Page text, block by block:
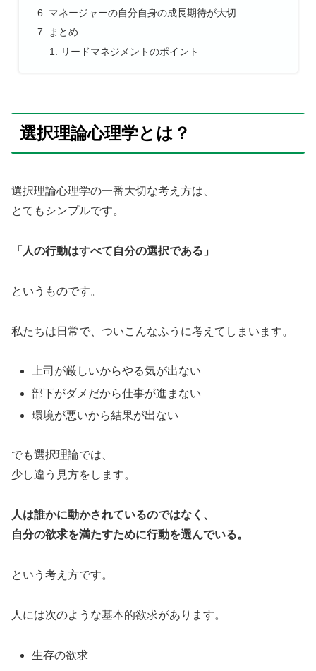
マネージャーの自分自身の成長期待が大切
まとめ
リードマネジメントのポイント
選択理論心理学とは？
選択理論心理学の一番大切な考え方は、
とてもシンプルです。
「人の行動はすべて自分の選択である」
というものです。
私たちは日常で、ついこんなふうに考えてしまいます。
上司が厳しいからやる気が出ない
部下がダメだから仕事が進まない
環境が悪いから結果が出ない
でも選択理論では、
少し違う見方をします。
人は誰かに動かされているのではなく、
自分の欲求を満たすために行動を選んでいる。
という考え方です。
人には次のような基本的欲求があります。
生存の欲求